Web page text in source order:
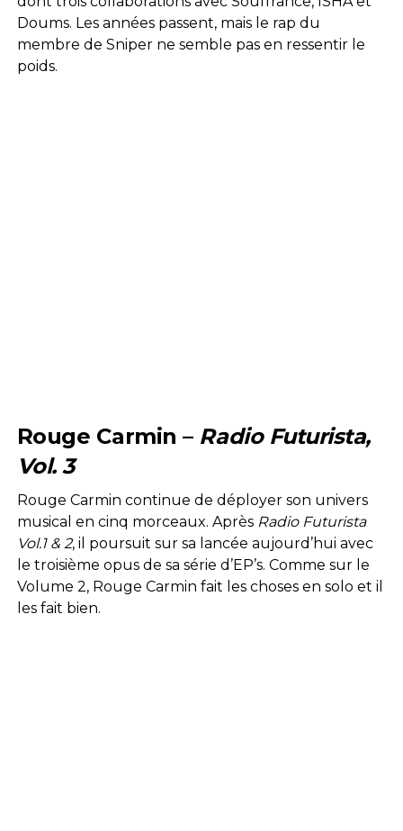
Doums. Les années passent, mais le rap du
membre de Sniper ne semble pas en ressentir le
poids.
Rouge Carmin – Radio Futurista,
Vol. 3
Rouge Carmin continue de déployer son univers
musical en cinq morceaux. Après Radio Futurista
Vol.1 & 2, il poursuit sur sa lancée aujourd’hui avec
le troisième opus de sa série d’EP’s. Comme sur le
Volume 2, Rouge Carmin fait les choses en solo et il
les fait bien.